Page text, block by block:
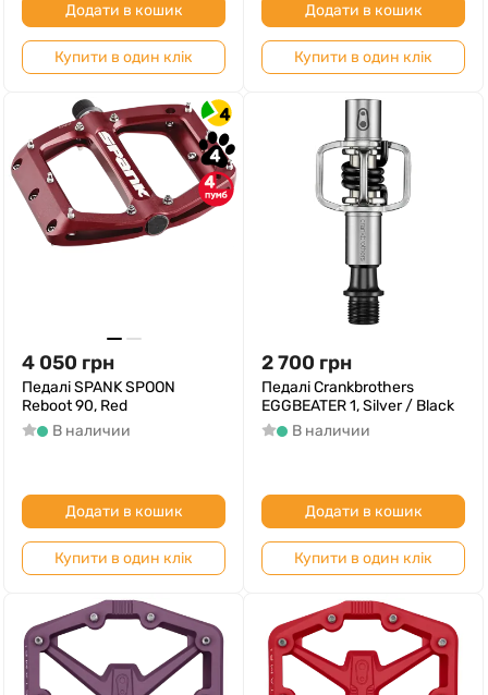
Додати в кошик
Купити в один клік
Додати в кошик
Купити в один клік
4
4
4
4 050 грн
Педалі SPANK SPOON
Reboot 90, Red
В наличии
Додати в кошик
Купити в один клік
2 700 грн
Педалі Crankbrothers
EGGBEATER 1, Silver / Black
В наличии
Додати в кошик
Купити в один клік